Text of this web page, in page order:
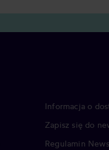
Informacja o
Zapisz się do
Regulamin